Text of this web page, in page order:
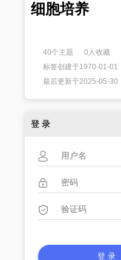
细胞培养
40个主题 0人收藏
标签创建于1970-01-01
最后更新于2025-05-30
登 录